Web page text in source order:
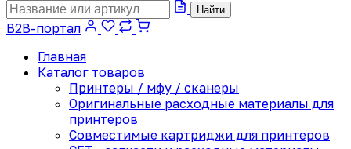
Найти
B2B-портал
Главная
Каталог товаров
Принтеры / мфу / сканеры
Оригинальные расходные материалы для
принтеров
Совместимые картриджи для принтеров